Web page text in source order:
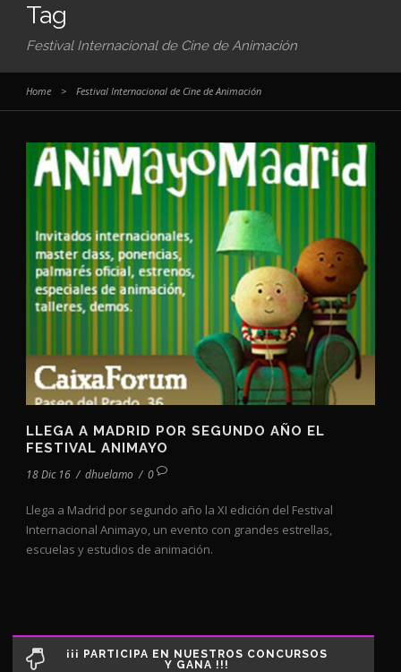
Tag
Festival Internacional de Cine de Animación
Home > Festival Internacional de Cine de Animación
LLEGA A MADRID POR SEGUNDO AÑO EL
FESTIVAL ANIMAYO
18 Dic 16 / dhuelamo / 0
Llega a Madrid por segundo año la XI edición del Festival
Internacional Animayo, un evento con grandes estrellas,
escuelas y estudios de animación.
¡¡¡ PARTICIPA EN NUESTROS CONCURSOS
Y GANA !!!